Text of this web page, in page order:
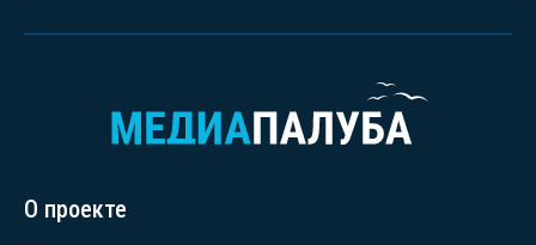
О проекте